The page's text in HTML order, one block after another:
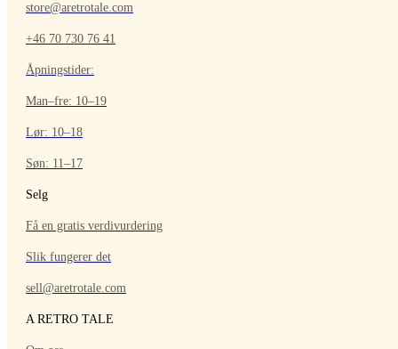
store@aretrotale.com
+46 70 730 76 41
Åpningstider:
Man–fre: 10–19
Lør: 10–18
Søn: 11–17
Selg
Få en gratis verdivurdering
Slik fungerer det
sell@aretrotale.com
A RETRO TALE